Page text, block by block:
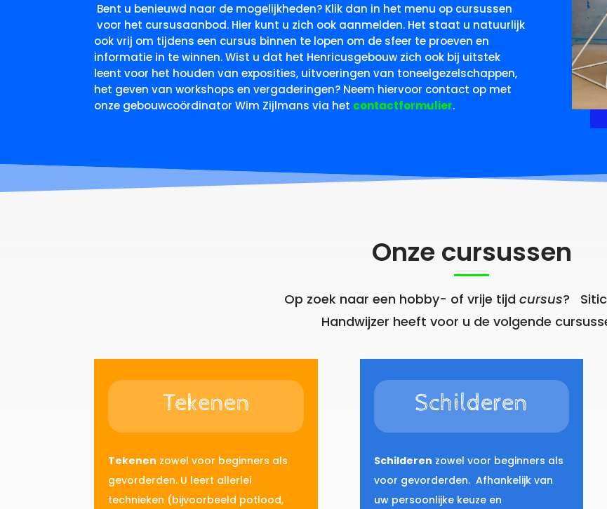
Bent u benieuwd naar de mogelijkheden? Klik dan in het menu op cursussen
voor het cursusaanbod. Hier kunt u zich ook aanmelden. Het staat u natuurlijk
ook vrij om tijdens een cursus binnen te lopen om de sfeer te proeven en
informatie in te winnen. Wist u dat het Henricusgebouw zich ook bij uitstek
leent voor het houden van exposities, uitvoeringen van toneelgezelschappen,
het geven van workshops en vergaderingen? Neem hiervoor contact op met
onze gebouwcoördinator Wim Zijlmans via het contactformulier.
Onze cursussen
Op zoek naar een hobby- of vrije tijd cursus?
Handwijzer heeft voor u de volgende
Tekenen
Tekenen zowel voor beginners als
gevorderden. U leert allerlei
technieken (bijvoorbeeld potlood,
Schilderen
Schilderen zowel voor beginners als
voor gevorderden. Afhankelijk van
uw persoonlijke keuze en